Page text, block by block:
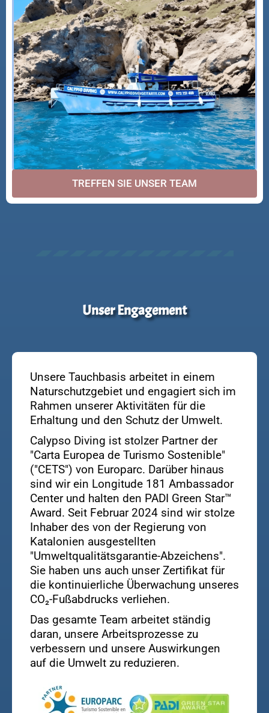
TREFFEN SIE UNSER TEAM
Unser Engagement
Unsere Tauchbasis arbeitet in einem
Naturschutzgebiet und engagiert sich im
Rahmen unserer Aktivitäten für die
Erhaltung und den Schutz der Umwelt.
Calypso Diving ist stolzer Partner der
"Carta Europea de Turismo Sostenible"
("CETS") von Europarc. Darüber hinaus
sind wir ein Longitude 181 Ambassador
Center und halten den PADI Green Star™
Award. Seit Februar 2024 sind wir stolze
Inhaber des von der Regierung von
Katalonien ausgestellten
"Umweltqualitätsgarantie-Abzeichens".
Sie haben uns auch unser Zertifikat für
die kontinuierliche Überwachung unseres
CO₂-Fußabdrucks verliehen.
Das gesamte Team arbeitet ständig
daran, unsere Arbeitsprozesse zu
verbessern und unsere Auswirkungen
auf die Umwelt zu reduzieren.